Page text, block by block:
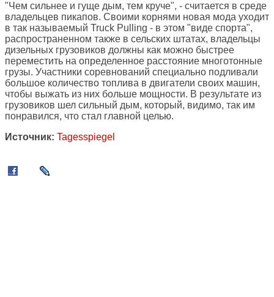
"Чем сильнее и гуще дым, тем круче", - считается в среде
владельцев пикапов. Своими корнями новая мода уходит
в так называемый Truck Pulling - в этом "виде спорта",
распространенном также в сельских штатах, владельцы
дизельных грузовиков должны как можно быстрее
переместить на определенное расстояние многотонные
грузы. Участники соревнований специально подливали
большое количество топлива в двигатели своих машин,
чтобы выжать из них больше мощности. В результате из
грузовиков шел сильный дым, который, видимо, так им
понравился, что стал главной целью.
Источник: Tagesspiegel